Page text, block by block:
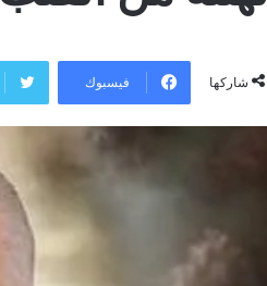
شاركها فيسبوك